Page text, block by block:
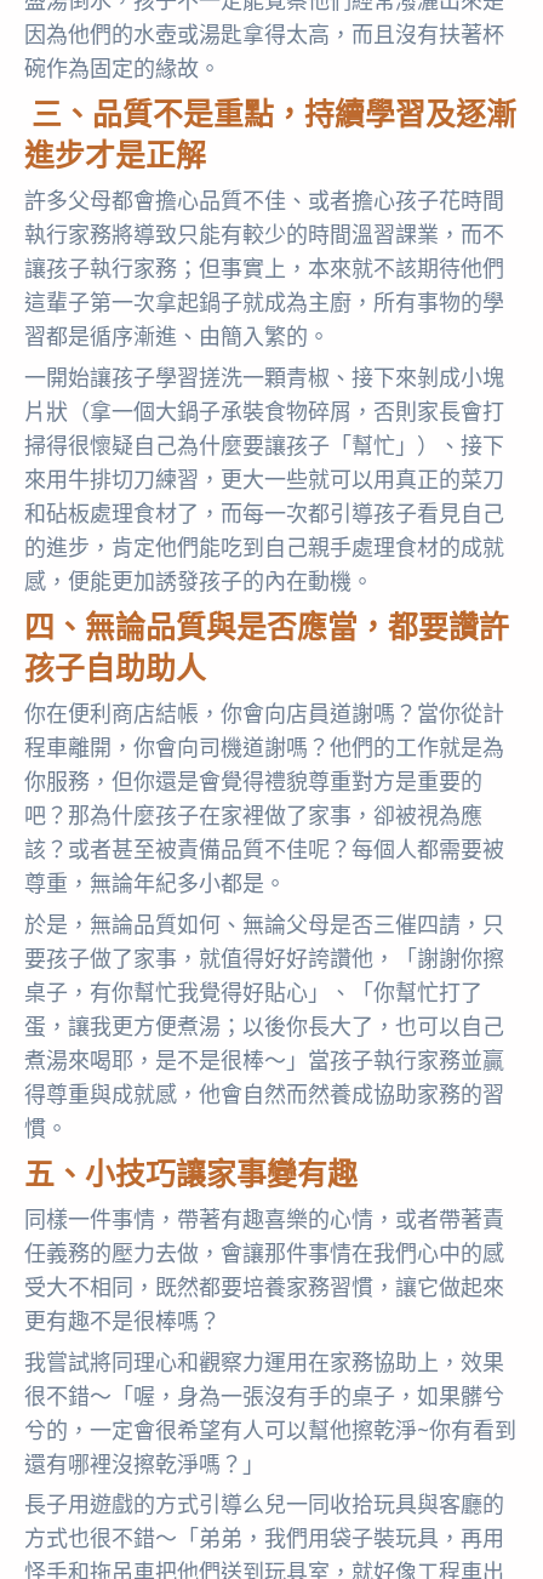
因為他們的水壺或湯匙拿得太高，而且沒有扶著杯
碗作為固定的緣故。
三、品質不是重點，持續學習及逐漸
進步才是正解
許多父母都會擔心品質不佳、或者擔心孩子花時間
執行家務將導致只能有較少的時間溫習課業，而不
讓孩子執行家務；但事實上，本來就不該期待他們
這輩子第一次拿起鍋子就成為主廚，所有事物的學
習都是循序漸進、由簡入繁的。
一開始讓孩子學習搓洗一顆青椒、接下來剝成小塊
片狀（拿一個大鍋子承裝食物碎屑，否則家長會打
掃得很懷疑自己為什麼要讓孩子「幫忙」）、接下
來用牛排切刀練習，更大一些就可以用真正的菜刀
和砧板處理食材了，而每一次都引導孩子看見自己
的進步，肯定他們能吃到自己親手處理食材的成就
感，便能更加誘發孩子的內在動機。
四、無論品質與是否應當，都要讚許
孩子自助助人
你在便利商店結帳，你會向店員道謝嗎？當你從計
程車離開，你會向司機道謝嗎？他們的工作就是為
你服務，但你還是會覺得禮貌尊重對方是重要的
吧？那為什麼孩子在家裡做了家事，卻被視為應
該？或者甚至被責備品質不佳呢？每個人都需要被
尊重，無論年紀多小都是。
於是，無論品質如何、無論父母是否三催四請，只
要孩子做了家事，就值得好好誇讚他，「謝謝你擦
桌子，有你幫忙我覺得好貼心」、「你幫忙打了
蛋，讓我更方便煮湯；以後你長大了，也可以自己
煮湯來喝耶，是不是很棒～」當孩子執行家務並贏
得尊重與成就感，他會自然而然養成協助家務的習
慣。
五、小技巧讓家事變有趣
同樣一件事情，帶著有趣喜樂的心情，或者帶著責
任義務的壓力去做，會讓那件事情在我們心中的感
受大不相同，既然都要培養家務習慣，讓它做起來
更有趣不是很棒嗎？
我嘗試將同理心和觀察力運用在家務協助上，效果
很不錯～「喔，身為一張沒有手的桌子，如果髒兮
兮的，一定會很希望有人可以幫他擦乾淨~你有看到
還有哪裡沒擦乾淨嗎？」
長子用遊戲的方式引導么兒一同收拾玩具與客廳的
方式也很不錯～「弟弟，我們用袋子裝玩具，再用
怪手和拖吊車把他們送到玩具室，就好像工程車出